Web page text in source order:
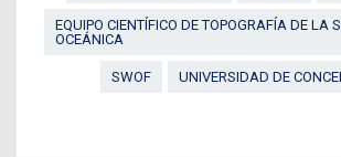
EQUIPO CIENTÍFICO DE TOPOGRAFÍA DE LA
OCEÁNICA
SWOF UNIVERSIDAD DE